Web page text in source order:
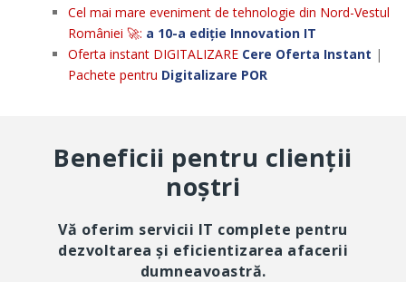
Cel mai mare eveniment de tehnologie din Nord-Vestul
României 🚀: a 10-a ediție Innovation IT
Oferta instant DIGITALIZARE Cere Oferta Instant |
Pachete pentru Digitalizare POR
Beneficii pentru clienții
noștri
Vă oferim servicii IT complete pentru
dezvoltarea și eficientizarea afacerii
dumneavoastră.